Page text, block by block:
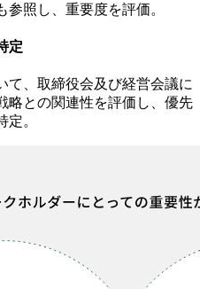
照し、重要度を評価。
定
て、取締役会及び経営会議に
略との関連性を評価し、優先
。